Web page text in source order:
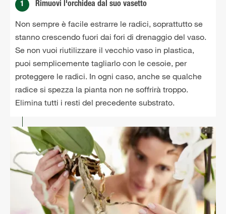
1 Rimuovi l'orchidea dal suo vasetto
Non sempre è facile estrarre le radici, soprattutto se
stanno crescendo fuori dai fori di drenaggio del vaso.
Se non vuoi riutilizzare il vecchio vaso in plastica,
puoi semplicemente tagliarlo con le cesoie, per
proteggere le radici. In ogni caso, anche se qualche
radice si spezza la pianta non ne soffrirà troppo.
Elimina tutti i resti del precedente substrato.